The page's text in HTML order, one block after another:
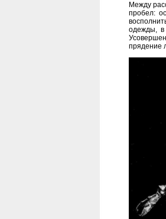
Между
пробел:
одежды, в
прядение